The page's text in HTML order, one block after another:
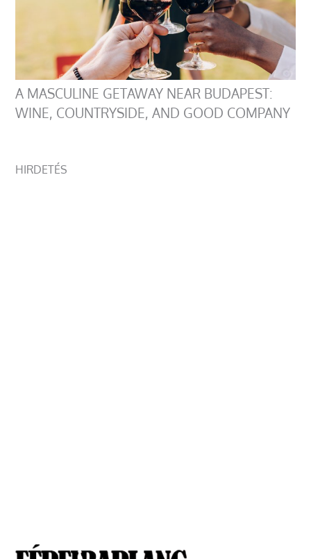
A MASCULINE GETAWAY NEAR BUDAPEST:
WINE, COUNTRYSIDE, AND GOOD COMPANY
HIRDETÉS